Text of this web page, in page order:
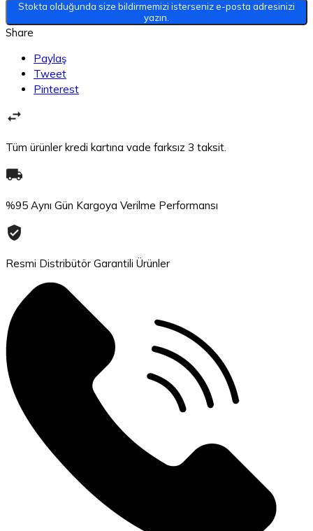
Stokta olduğunda size bildirmemizi isterseniz e-posta adresinizi
yazın.
Share
Paylaş
Tweet
Pinterest
Tüm ürünler kredi kartına vade farksız 3 taksit.
%95 Aynı Gün Kargoya Verilme Performansı
Resmi Distribütör Garantili Ürünler